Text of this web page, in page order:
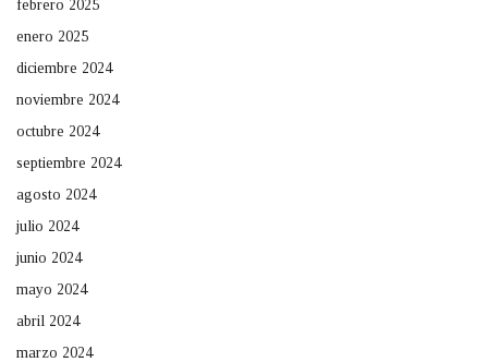
febrero 2025
enero 2025
diciembre 2024
noviembre 2024
octubre 2024
septiembre 2024
agosto 2024
julio 2024
junio 2024
mayo 2024
abril 2024
marzo 2024